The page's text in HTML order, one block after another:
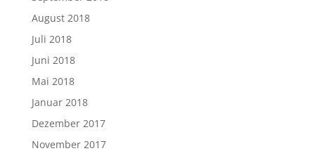
August 2018
Juli 2018
Juni 2018
Mai 2018
Januar 2018
Dezember 2017
November 2017